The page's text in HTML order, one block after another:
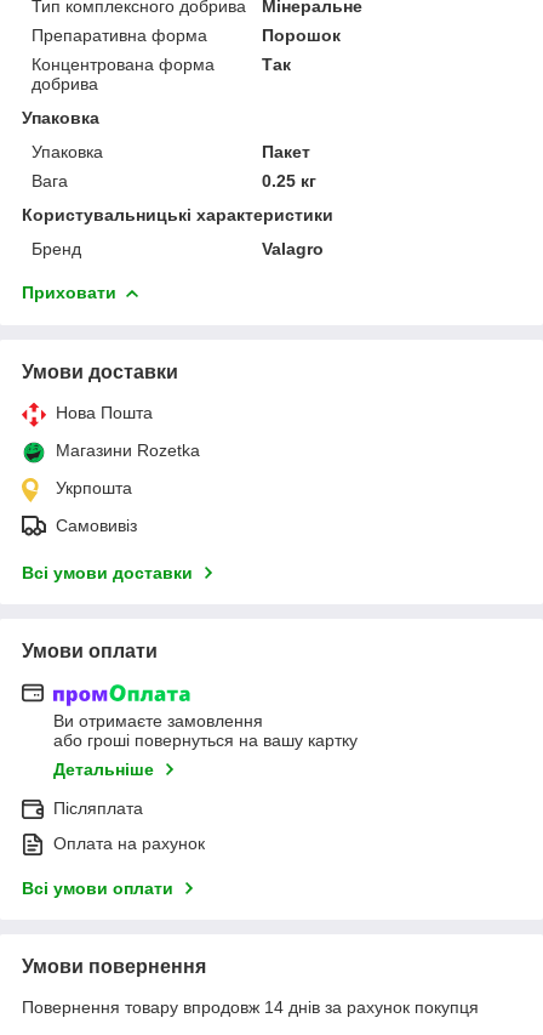
Тип комплексного добрива
Мінеральне
Препаративна форма
Порошок
Концентрована форма
добрива
Так
Упаковка
Упаковка
Пакет
Вага
0.25 кг
Користувальницькі характеристики
Бренд
Valagro
Приховати
Умови доставки
Нова Пошта
Магазини Rozetka
Укрпошта
Самовивіз
Всі умови доставки
Умови оплати
Ви отримаєте замовлення
або гроші повернуться на вашу картку
Детальніше
Післяплата
Оплата на рахунок
Всі умови оплати
Умови повернення
Повернення товару впродовж 14 днів за рахунок покупця